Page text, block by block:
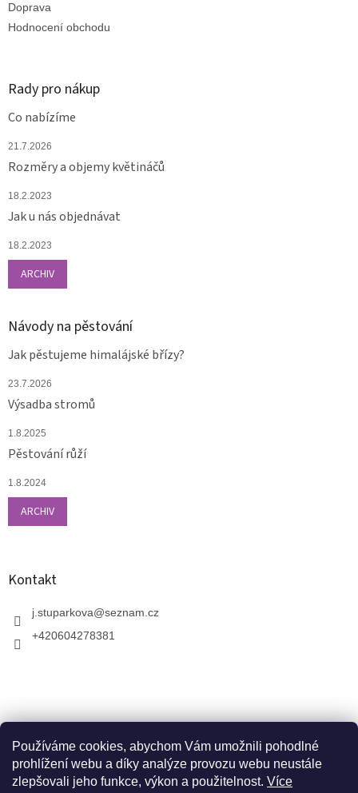
Používáme cookies, abychom Vám umožnili pohodlné
prohlížení webu a díky analýze provozu webu neustále
zlepšovali jeho funkce, výkon a použitelnost. Více
Doprava
Hodnocení obchodu
Rady pro nákup
Co nabízíme
21.7.2026
Rozměry a objemy květináčů
18.2.2023
Jak u nás objednávat
18.2.2023
ARCHIV
Návody na pěstování
Jak pěstujeme himalájské břízy?
23.7.2026
Výsadba stromů
1.8.2025
Pěstování růží
1.8.2024
ARCHIV
Kontakt
j.stuparkova@seznam.cz
+420604278381